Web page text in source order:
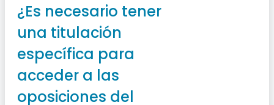
¿Es necesario tener
una titulación
específica para
acceder a las
oposiciones del